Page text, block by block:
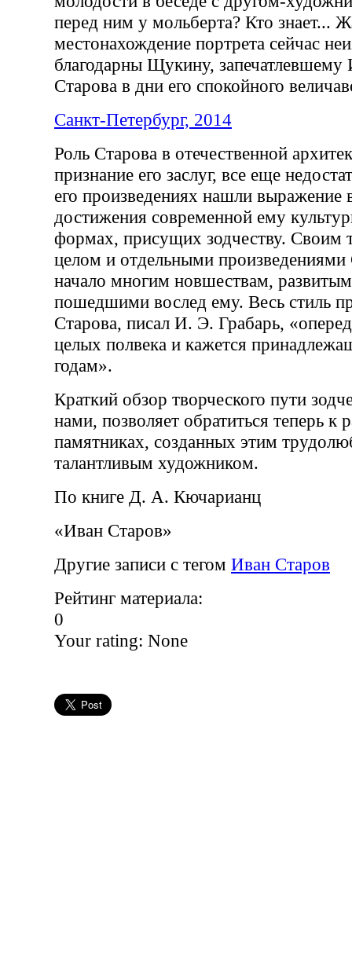
перед ним у мольберта? Кто знает...
местонахождение портрета сейчас
благодарны Щукину, запечатлевшему
Старова в дни его спокойного
Санкт-Петербург, 2014
Роль Старова в отечественной
признание его заслуг, все еще
его произведениях нашли выражение
достижения современной ему
формах, присущих зодчеству. Своим
целом и отдельными
начало многим новшествам,
пошедшими вослед ему. Весь стиль
Старова, писал И. Э. Грабарь,
целых полвека и кажется
годам».
Краткий обзор творческого пути
нами, позволяет обратиться теперь к
памятниках, созданных этим
талантливым художником.
По книге Д. А. Кючарианц
«Иван Старов»
Другие записи с тегом Иван Старов
Рейтинг материала:
0
Your rating: None